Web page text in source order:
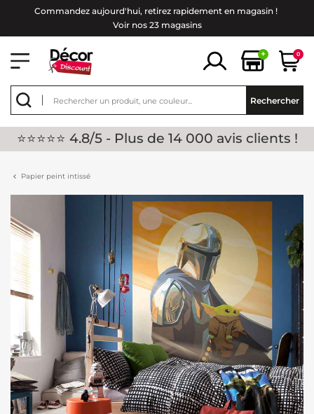
Commandez aujourd'hui, retirez rapidement en magasin !
Voir nos 23 magasins
+ 0
Rechercher
⭐⭐⭐⭐⭐ 4.8/5 - Plus de 14 000 avis clients !
Papier peint intissé